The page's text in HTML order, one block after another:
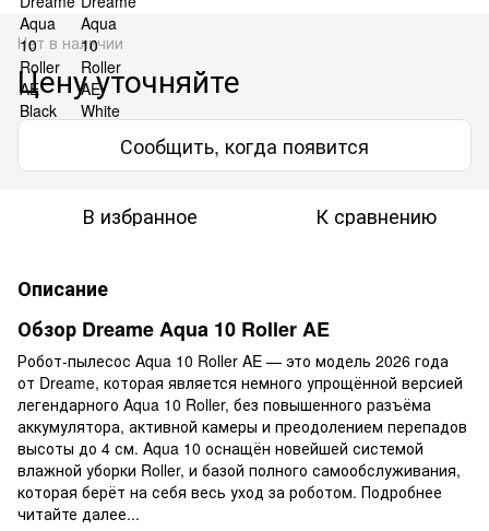
Нет в наличии
Цену уточняйте
Сообщить, когда появится
В избранное К сравнению
Описание
Обзор Dreame Aqua 10 Roller AE
Робот-пылесос Aqua 10 Roller AE — это модель 2026 года
от Dreame, которая является немного упрощённой версией
легендарного Aqua 10 Roller, без повышенного разъёма
аккумулятора, активной камеры и преодолением перепадов
высоты до 4 см. Aqua 10 оснащён новейшей системой
влажной уборки Roller, и базой полного самообслуживания,
которая берёт на себя весь уход за роботом. Подробнее
читайте далее...